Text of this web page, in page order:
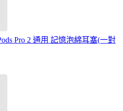
Pro 2 通用 記憶泡綿耳塞(一對